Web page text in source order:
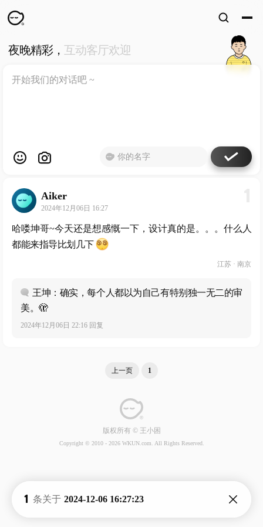
WKUN HOME
ABOUT ME
工作室
夜晚精彩， 互动客厅欢迎
Aiker
2024年12月06日 16:27
哈喽坤哥~今天还是想感慨一下，设计真的是。。。什么人
都能来指导比划几下
江苏 · 南京
王坤：确实，每个人都以为自己有特别独一无二的审
美。🫣
2024年12月06日 22:16 回复
1 条关于 2024-12-06 16:27:23
上一页 1
版权所有 © 王小困
Copyright © 2010 - 2026 WKUN.com. All Rights Reserved.